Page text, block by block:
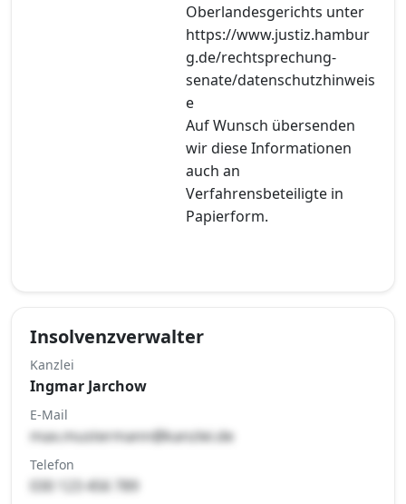
Oberlandesgerichts unter
https://www.justiz.hambur
g.de/rechtsprechung-
senate/datenschutzhinweis
e
Auf Wunsch übersenden
wir diese Informationen
auch an
Verfahrensbeteiligte in
Papierform.
Insolvenzverwalter
Kanzlei
Ingmar Jarchow
E-Mail
max.mustermann@kanzlei.de
Telefon
030 123 456 789